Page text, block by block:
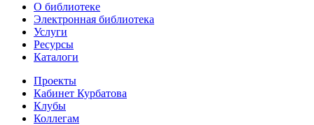
О библиотеке
Электронная библиотека
Услуги
Ресурсы
Каталоги
Проекты
Кабинет Курбатова
Клубы
Коллегам